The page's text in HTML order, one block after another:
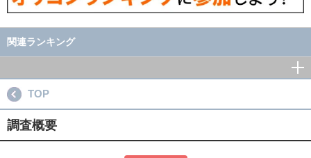
関連ランキング
TOP
調査概要